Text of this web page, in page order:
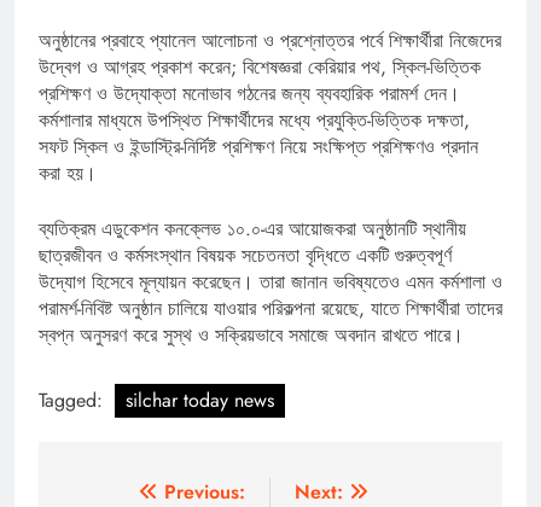
অনুষ্ঠানের প্রবাহে প্যানেল আলোচনা ও প্রশ্নোত্তর পর্বে শিক্ষার্থীরা নিজেদের
উদ্বেগ ও আগ্রহ প্রকাশ করেন; বিশেষজ্ঞরা কেরিয়ার পথ, স্কিল-ভিত্তিক
প্রশিক্ষণ ও উদ্যোক্তা মনোভাব গঠনের জন্য ব্যবহারিক পরামর্শ দেন।
কর্মশালার মাধ্যমে উপস্থিত শিক্ষার্থীদের মধ্যে প্রযুক্তি-ভিত্তিক দক্ষতা,
সফট স্কিল ও ইন্ডাস্ট্রি-নির্দিষ্ট প্রশিক্ষণ নিয়ে সংক্ষিপ্ত প্রশিক্ষণও প্রদান
করা হয়।
ব্যতিক্রম এডুকেশন কনক্লেভ ১০.০-এর আয়োজকরা অনুষ্ঠানটি স্থানীয়
ছাত্রজীবন ও কর্মসংস্থান বিষয়ক সচেতনতা বৃদ্ধিতে একটি গুরুত্বপূর্ণ
উদ্যোগ হিসেবে মূল্যায়ন করেছেন। তারা জানান ভবিষ্যতেও এমন কর্মশালা ও
পরামর্শ-নিবিষ্ট অনুষ্ঠান চালিয়ে যাওয়ার পরিকল্পনা রয়েছে, যাতে শিক্ষার্থীরা তাদের
স্বপ্ন অনুসরণ করে সুস্থ ও সক্রিয়ভাবে সমাজে অবদান রাখতে পারে।
Tagged: silchar today news
Previous:
Next: